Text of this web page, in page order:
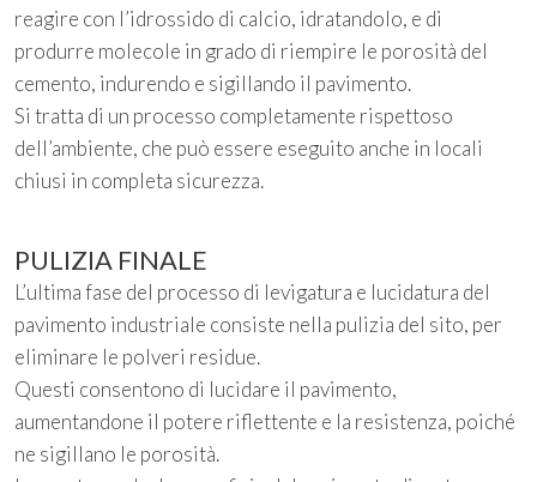
reagire con l’idrossido di calcio, idratandolo, e di
produrre molecole in grado di riempire le porosità del
cemento, indurendo e sigillando il pavimento.
Si tratta di un processo completamente rispettoso
dell’ambiente, che può essere eseguito anche in locali
chiusi in completa sicurezza.
PULIZIA FINALE
L’ultima fase del processo di levigatura e lucidatura del
pavimento industriale consiste nella pulizia del sito, per
eliminare le polveri residue.
Questi consentono di lucidare il pavimento,
aumentandone il potere riflettente e la resistenza, poiché
ne sigillano le porosità.